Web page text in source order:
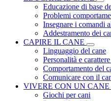
Educazione di base
Problemi
Insegnare i comandi
Addestramento dei
CAPIRE IL CANE
Linguaggio del cane
Personalità e
Comportamento del
Comunicare con il
VIVERE CON UN CANE
Giochi per cani